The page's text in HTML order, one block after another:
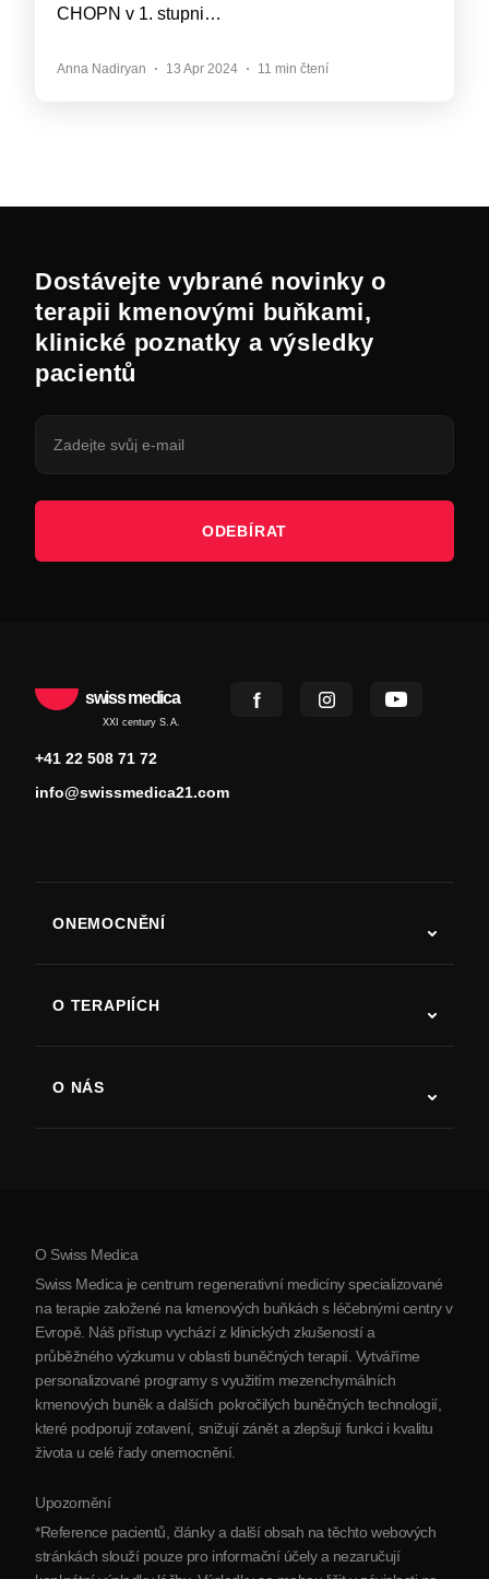
CHOPN v 1. stupni…
Anna Nadiryan 13 Apr 2024 11 min čtení
Dostávejte vybrané novinky o
terapii kmenovými buňkami,
klinické poznatky a výsledky
pacientů
ODEBÍRAT
swiss medica
XXI century S.A.
+41 22 508 71 72
info@swissmedica21.com
ONEMOCNĚNÍ
Parkinsonova choroba
Artritida
O TERAPIÍCH
O NÁS
O Srbsku
Partnerství
Kontaktujte nás
O Swiss Medica
Swiss Medica je centrum regenerativní medicíny specializované
na terapie založené na kmenových buňkách s léčebnými centry v
Evropě. Náš přístup vychází z klinických zkušeností a
průběžného výzkumu v oblasti buněčných terapií. Vytváříme
personalizované programy s využitím mezenchymálních
kmenových buněk a dalších pokročilých buněčných technologií,
které podporují zotavení, snižují zánět a zlepšují funkci i kvalitu
života u celé řady onemocnění.
Upozornění
*Reference pacientů, články a další obsah na těchto webových
stránkách slouží pouze pro informační účely a nezaručují